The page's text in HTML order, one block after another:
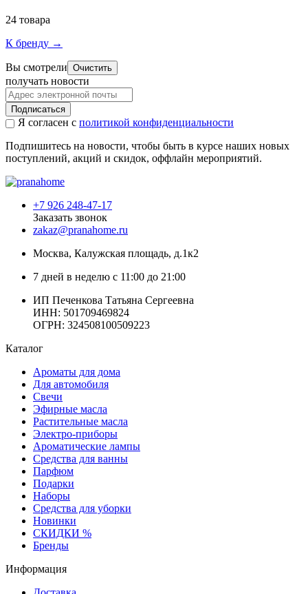
24 товара
К бренду →
Вы смотрели Очистить
получать новости
Подписаться
Я согласен с политикой конфиденциальности
Подпишитесь на новости, чтобы быть в курсе наших новых
поступлений, акций и скидок, оффлайн мероприятий.
+7 926 248-47-17
Заказать звонок
zakaz@pranahome.ru
Москва, Калужская площадь, д.1к2
7 дней в неделю с 11:00 до 21:00
ИП Печенкова Татьяна Сергеевна
ИНН: 501709469824
ОГРН: 324508100509223
Каталог
Ароматы для дома
Для автомобиля
Свечи
Эфирные масла
Растительные масла
Электро-приборы
Ароматические лампы
Средства для ванны
Парфюм
Подарки
Наборы
Средства для уборки
Новинки
СКИДКИ %
Бренды
Информация